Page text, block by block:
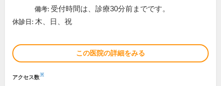
備考: 受付時間は、診療30分前までです。
休診日: 木、日、祝
この医院の詳細をみる
アクセス数※